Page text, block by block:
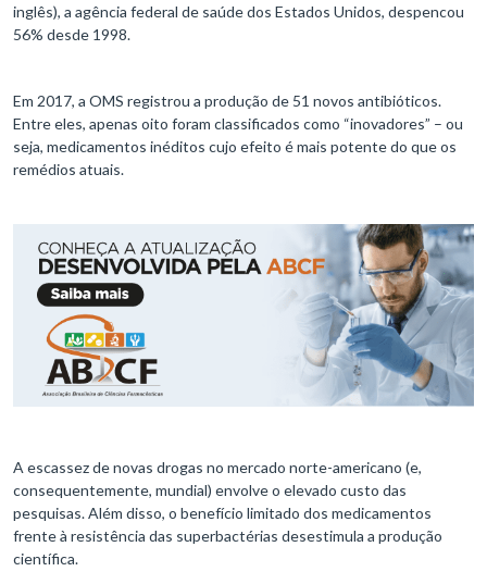
inglês), a agência federal de saúde dos Estados Unidos, despencou
56% desde 1998.
Em 2017, a OMS registrou a produção de 51 novos antibióticos.
Entre eles, apenas oito foram classificados como “inovadores” – ou
seja, medicamentos inéditos cujo efeito é mais potente do que os
remédios atuais.
A escassez de novas drogas no mercado norte-americano (e,
consequentemente, mundial) envolve o elevado custo das
pesquisas. Além disso, o benefício limitado dos medicamentos
frente à resistência das superbactérias desestimula a produção
científica.